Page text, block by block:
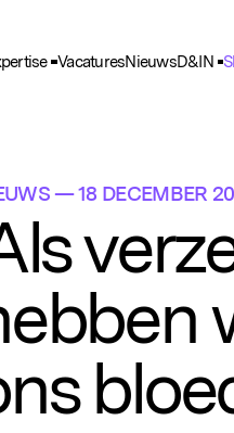
VacaturesNieuwsD&IN
— 18 DECEMBER
helpen ons om het gebruik
worden geanonimiseerd
Tracking
worden gebruikt om je
en advertenties kunnen tonen.